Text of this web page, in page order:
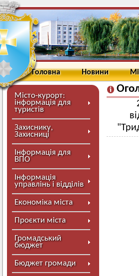
Головна Новини
Місто-курорт:
інформація для
туристів
Захиснику,
Захисниці
Інформація для
ВПО
Інформація
управлінь і відділів
Економіка міста
Проєкти міста
Громадський
бюджет
Бюджет громади